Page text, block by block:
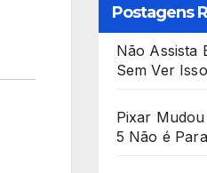
Postagens
Não Assista
Sem Ver
Pixar
5 Não é